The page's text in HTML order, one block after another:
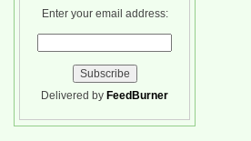
Enter your email address:
Delivered by FeedBurner